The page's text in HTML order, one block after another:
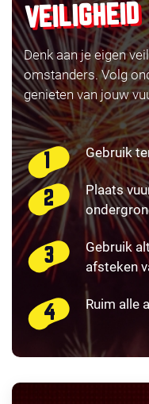
VEILIGHEID
Denk aan je eigen
omstanders. Volg
genieten van jouw
Gebruik
Plaats
Gebruik
afsteken
Ruim alle